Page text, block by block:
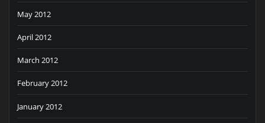
May 2012
April 2012
March 2012
February 2012
January 2012